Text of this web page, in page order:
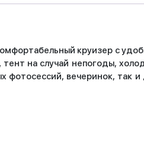
круизер с
на случай непогоды,
фотосессий, вечеринок, так